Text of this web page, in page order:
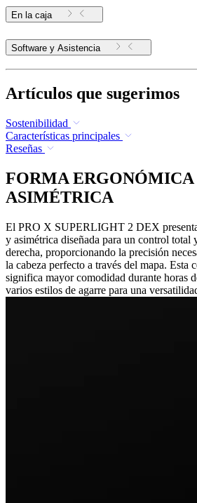
En la caja
Software y Asistencia
Artículos que sugerimos
Sostenibilidad
Características principales
Reseñas
FORMA ERGONÓMICA
ASIMÉTRICA
El PRO X SUPERLIGHT 2 DEX
y asimétrica diseñada para un control total
derecha, proporcionando la precisión
la cabeza perfecto a través del mapa. Esta
significa mayor comodidad durante horas
varios estilos de agarre para una